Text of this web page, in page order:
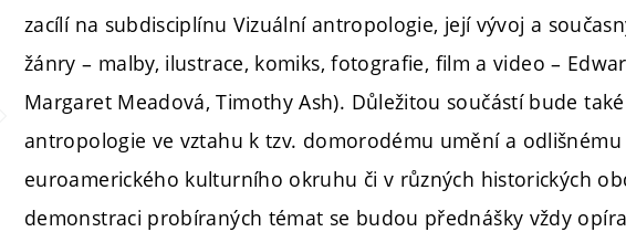
zacílí na subdisciplínu Vizuální antropologie, její vývoj a
žánry – malby, ilustrace, komiks, fotografie, film a video –
Margaret Meadová, Timothy Ash). Důležitou součástí bude
antropologie ve vztahu k tzv. domorodému umění a
euroamerického kulturního okruhu či v různých historických
demonstraci probíraných témat se budou přednášky vždy